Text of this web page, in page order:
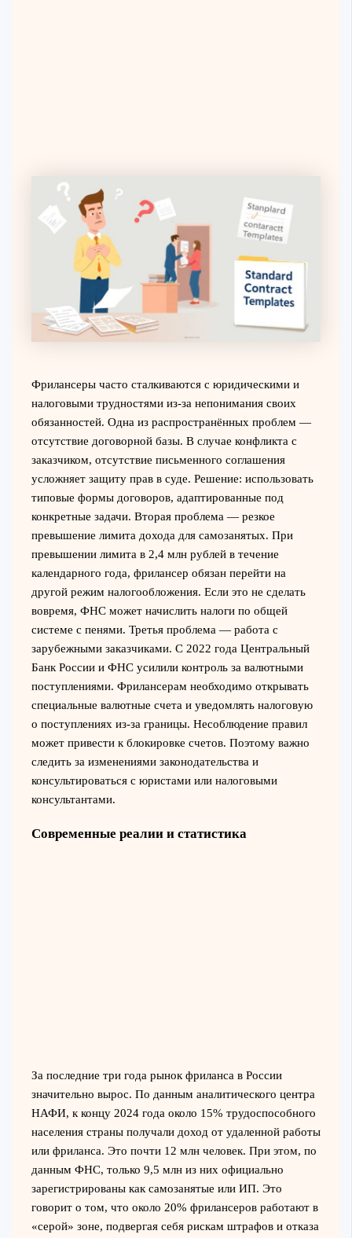
Фрилансеры часто сталкиваются с юридическими и
налоговыми трудностями из-за непонимания своих
обязанностей. Одна из распространённых проблем —
отсутствие договорной базы. В случае конфликта с
заказчиком, отсутствие письменного соглашения
усложняет защиту прав в суде. Решение: использовать
типовые формы договоров, адаптированные под
конкретные задачи. Вторая проблема — резкое
превышение лимита дохода для самозанятых. При
превышении лимита в 2,4 млн рублей в течение
календарного года, фрилансер обязан перейти на
другой режим налогообложения. Если это не сделать
вовремя, ФНС может начислить налоги по общей
системе с пенями. Третья проблема — работа с
зарубежными заказчиками. С 2022 года Центральный
Банк России и ФНС усилили контроль за валютными
поступлениями. Фрилансерам необходимо открывать
специальные валютные счета и уведомлять налоговую
о поступлениях из-за границы. Несоблюдение правил
может привести к блокировке счетов. Поэтому важно
следить за изменениями законодательства и
консультироваться с юристами или налоговыми
консультантами.
Современные реалии и статистика
За последние три года рынок фриланса в России
значительно вырос. По данным аналитического центра
НАФИ, к концу 2024 года около 15% трудоспособного
населения страны получали доход от удаленной работы
или фриланса. Это почти 12 млн человек. При этом, по
данным ФНС, только 9,5 млн из них официально
зарегистрированы как самозанятые или ИП. Это
говорит о том, что около 20% фрилансеров работают в
«серой» зоне, подвергая себя рискам штрафов и отказа